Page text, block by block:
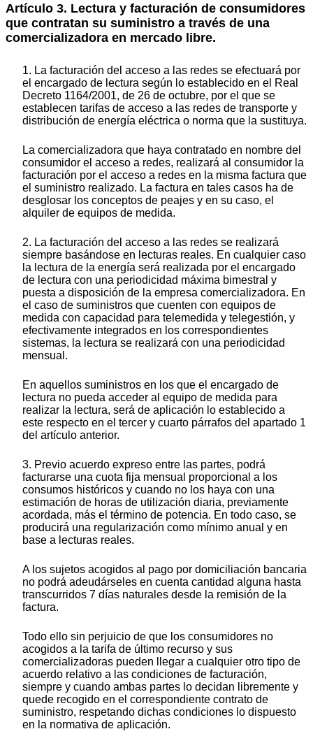
Artículo 3. Lectura y facturación de consumidores
que contratan su suministro a través de una
comercializadora en mercado libre.
1. La facturación del acceso a las redes se efectuará por
el encargado de lectura según lo establecido en el Real
Decreto 1164/2001, de 26 de octubre, por el que se
establecen tarifas de acceso a las redes de transporte y
distribución de energía eléctrica o norma que la sustituya.
La comercializadora que haya contratado en nombre del
consumidor el acceso a redes, realizará al consumidor la
facturación por el acceso a redes en la misma factura que
el suministro realizado. La factura en tales casos ha de
desglosar los conceptos de peajes y en su caso, el
alquiler de equipos de medida.
2. La facturación del acceso a las redes se realizará
siempre basándose en lecturas reales. En cualquier caso
la lectura de la energía será realizada por el encargado
de lectura con una periodicidad máxima bimestral y
puesta a disposición de la empresa comercializadora. En
el caso de suministros que cuenten con equipos de
medida con capacidad para telemedida y telegestión, y
efectivamente integrados en los correspondientes
sistemas, la lectura se realizará con una periodicidad
mensual.
En aquellos suministros en los que el encargado de
lectura no pueda acceder al equipo de medida para
realizar la lectura, será de aplicación lo establecido a
este respecto en el tercer y cuarto párrafos del apartado 1
del artículo anterior.
3. Previo acuerdo expreso entre las partes, podrá
facturarse una cuota fija mensual proporcional a los
consumos históricos y cuando no los haya con una
estimación de horas de utilización diaria, previamente
acordada, más el término de potencia. En todo caso, se
producirá una regularización como mínimo anual y en
base a lecturas reales.
A los sujetos acogidos al pago por domiciliación bancaria
no podrá adeudárseles en cuenta cantidad alguna hasta
transcurridos 7 días naturales desde la remisión de la
factura.
Todo ello sin perjuicio de que los consumidores no
acogidos a la tarifa de último recurso y sus
comercializadoras pueden llegar a cualquier otro tipo de
acuerdo relativo a las condiciones de facturación,
siempre y cuando ambas partes lo decidan libremente y
quede recogido en el correspondiente contrato de
suministro, respetando dichas condiciones lo dispuesto
en la normativa de aplicación.